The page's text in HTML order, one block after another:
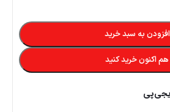
افزودن به سبد خرید
هم اکنون خرید کنید